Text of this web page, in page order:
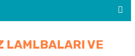
LAMLBALARI VE